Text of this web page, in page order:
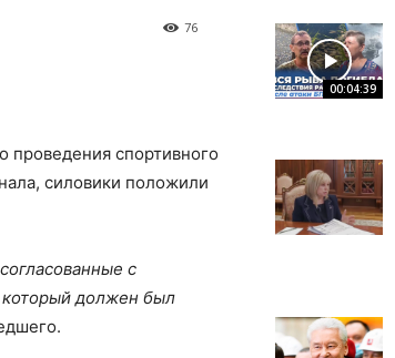
76
проведения спортивного
силовики положили
с
который должен был
00:04:39